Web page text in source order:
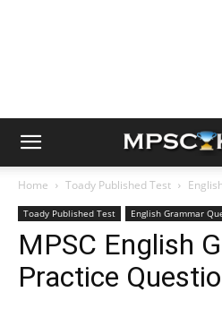
Home Toady Published Test
Toady Published Test English Grammar
MPSC English
Practice